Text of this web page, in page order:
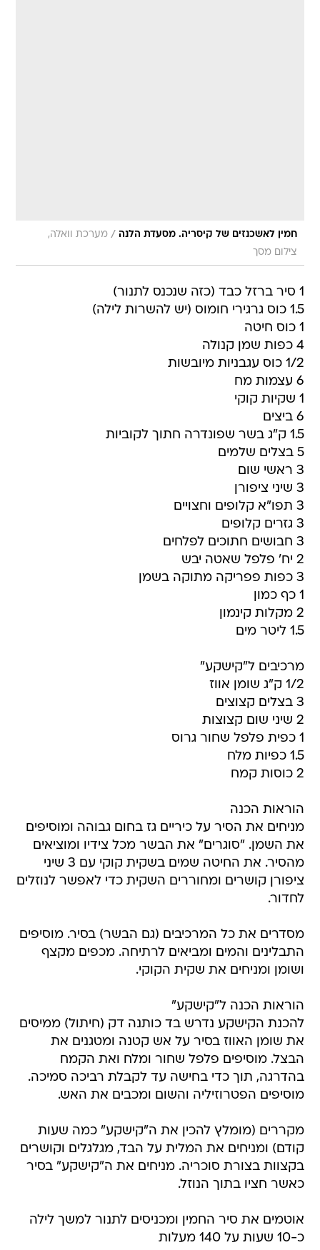
חמין לאשכנזים של קיסריה. מסעדת הלנה / מערכת וואלה,
צילום מסך
1 סיר ברזל כבד (כזה שנכנס לתנור)
1.5 כוס גרגירי חומוס (יש להשרות לילה)
1 כוס חיטה
4 כפות שמן קנולה
1/2 כוס עגבניות מיובשות
6 עצמות מח
1 שקיות קוקי
6 ביצים
1.5 ק"ג בשר שפונדרה חתוך לקוביות
5 בצלים שלמים
3 ראשי שום
3 שיני ציפורן
3 תפו"א קלופים וחצויים
3 גזרים קלופים
3 חבושים חתוכים לפלחים
2 יח' פלפל שאטה יבש
3 כפות פפריקה מתוקה בשמן
1 כף כמון
2 מקלות קינמון
1.5 ליטר מים
מרכיבים ל"קישקע"
1/2 ק"ג שומן אווז
3 בצלים קצוצים
2 שיני שום קצוצות
1 כפית פלפל שחור גרוס
1.5 כפיות מלח
2 כוסות קמח
הוראות הכנה
מניחים את הסיר על כיריים גז בחום גבוהה ומוסיפים
את השמן. "סוגרים" את הבשר מכל צידיו ומוציאים
מהסיר. את החיטה שמים בשקית קוקי עם 3 שיני
ציפורן קושרים ומחוררים השקית כדי לאפשר לנוזלים
לחדור.
מסדרים את כל המרכיבים (גם הבשר) בסיר. מוסיפים
התבלינים והמים ומביאים לרתיחה. מכפים מקצף
ושומן ומניחים את שקית הקוקי.
הוראות הכנה ל"קישקע"
להכנת הקישקע נדרש בד כותנה דק (חיתול) ממיסים
את שומן האווז בסיר על אש קטנה ומטגנים את
הבצל. מוסיפים פלפל שחור ומלח ואת הקמח
בהדרגה, תוך כדי בחישה עד לקבלת רביכה סמיכה.
מוסיפים הפטרוזיליה והשום ומכבים את האש.
מקררים (מומלץ להכין את ה"קישקע" כמה שעות
קודם) ומניחים את המלית על הבד, מגלגלים וקושרים
בקצוות בצורת סוכריה. מניחים את ה"קישקע" בסיר
כאשר חציו בתוך הנוזל.
אוטמים את סיר החמין ומכניסים לתנור למשך לילה
כ-10 שעות על 140 מעלות